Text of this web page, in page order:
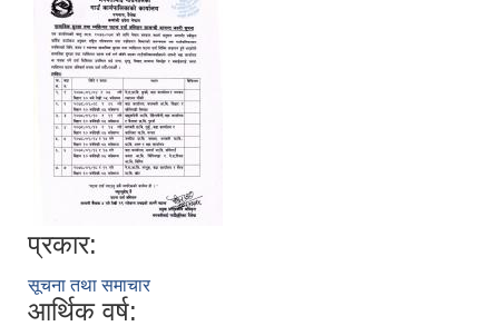
प्रकार:
सूचना तथा समाचार
आर्थिक वर्ष: